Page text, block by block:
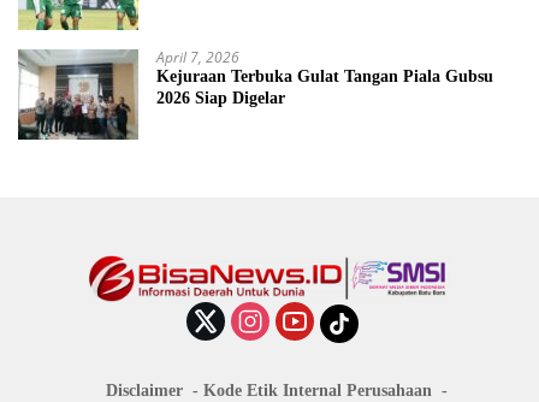
April 7, 2026
Kejuraan Terbuka Gulat Tangan Piala Gubsu
2026 Siap Digelar
Disclaimer Kode Etik Internal Perusahaan